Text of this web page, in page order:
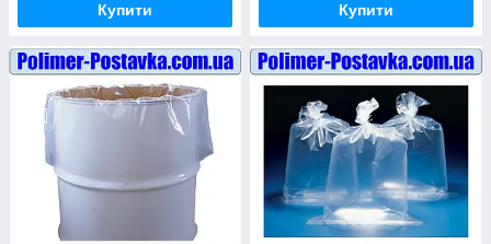
Купити Купити